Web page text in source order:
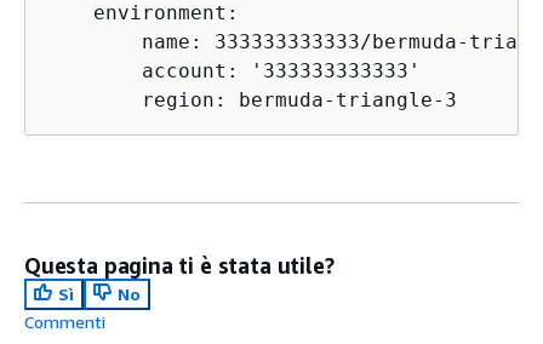
    environment:
name: 333333333333/bermuda-
        account: '333333333333'
        region: bermuda-triangle-3
Questa pagina ti è stata utile?
Sì
No
Commenti